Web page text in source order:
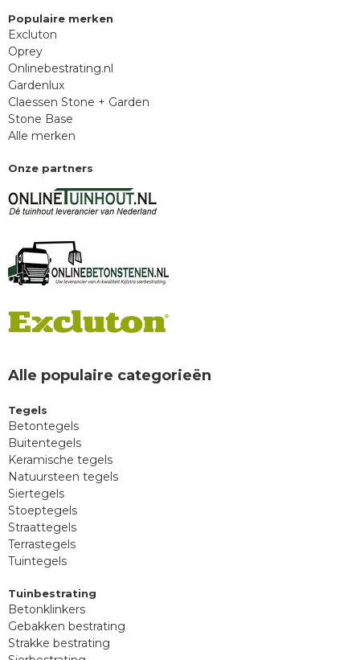
Populaire merken
Excluton
Oprey
Onlinebestrating.nl
Gardenlux
Claessen Stone + Garden
Stone Base
Alle merken
Onze partners
Alle populaire categorieën
Tegels
Betontegels
Buitentegels
Keramische tegels
Natuursteen tegels
Siertegels
Stoeptegels
Straattegels
Terrastegels
Tuintegels
Tuinbestrating
Betonklinkers
Gebakken bestrating
Strakke bestrating